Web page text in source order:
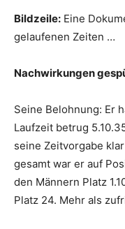
Bildzeile: Eine
gelaufenen Zeiten …
Nachwirkungen
Seine Belohnung: Er
Laufzeit betrug
seine Zeitvorgabe
gesamt war er auf
den Männern Platz
Platz 24. Mehr als